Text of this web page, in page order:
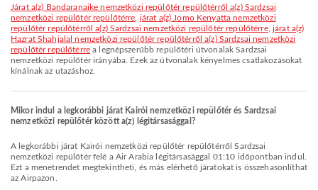
járat a(z) Bandaranaike nemzetközi repülőtér repülőtérről a(z) Sardzsai
nemzetközi repülőtér repülőtérre járat a(z) Jomo Kenyatta nemzetközi
repülőtér repülőtérről a(z) Sardzsai nemzetközi repülőtér repülőtérre, járat a(z)
Hazrat Shahjalal nemzetközi repülőtér repülőtérről a(z) Sardzsai nemzetközi
repülőtér repülőtérrea legnépszerűbb repülőtéri útvonalak Sardzsai
nemzetközi repülőtér irányába. Ezek az útvonalak kényelmes csatlakozásokat
kínálnak az utazáshoz.
Mikor indul a legkorábbi járat Kairói nemzetközi repülőtér és Sardzsai
nemzetközi repülőtér között a(z) légitársasággal?
A legkorábbi járat Kairói nemzetközi repülőtér repülőtérről Sardzsai
nemzetközi repülőtér felé a Air Arabia légitársasággal 01:10 időpontban indul.
Ezt a menetrendet megtekintheti, és más elérhető járatokat is összehasonlíthat
az Airpazon.